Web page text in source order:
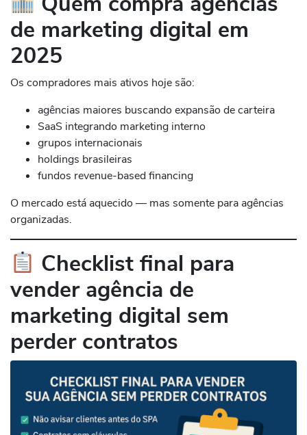
de marketing digital em
2025
Os compradores mais ativos hoje são:
agências maiores buscando expansão de carteira
SaaS integrando marketing interno
grupos internacionais
holdings brasileiras
fundos revenue-based financing
O mercado está aquecido — mas somente para agências
organizadas.
Checklist final para
vender agência de
marketing digital sem
perder contratos